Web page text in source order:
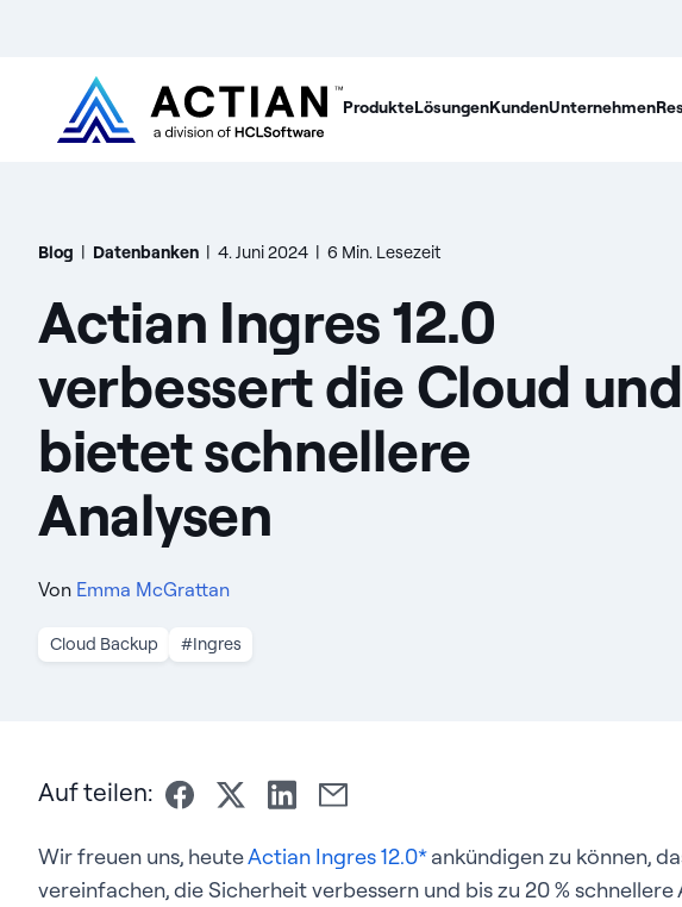
ProdukteLösungenKundenUnternehmen
Blog | Datenbanken | 4. Juni 2024 | 6 Min. Lesezeit
Actian Ingres 12.0
verbessert die Cloud und
bietet schnellere
Analysen
Von Emma McGrattan
Cloud Backup #Ingres
Auf teilen:
Wir freuen uns, heuteActian Ingres 12.0*ankündigen zu können,
vereinfachen, die Sicherheit verbessern und bis zu 20 % schnellere